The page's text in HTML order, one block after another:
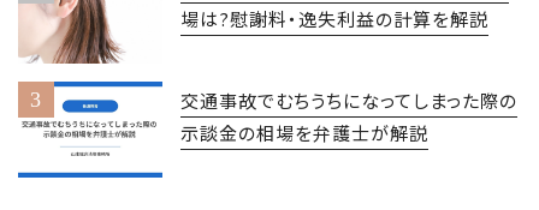
場は?慰謝料・逸失利益の計算を解説
交通事故でむちうちになってしまった際の
示談金の相場を弁護士が解説